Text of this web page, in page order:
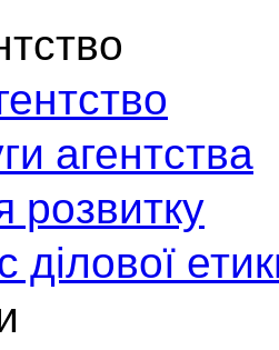
агентства
розвитку
ділової